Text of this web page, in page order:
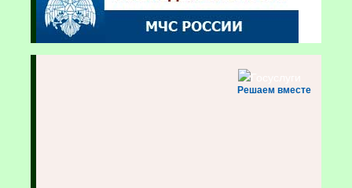
Решаем вместе